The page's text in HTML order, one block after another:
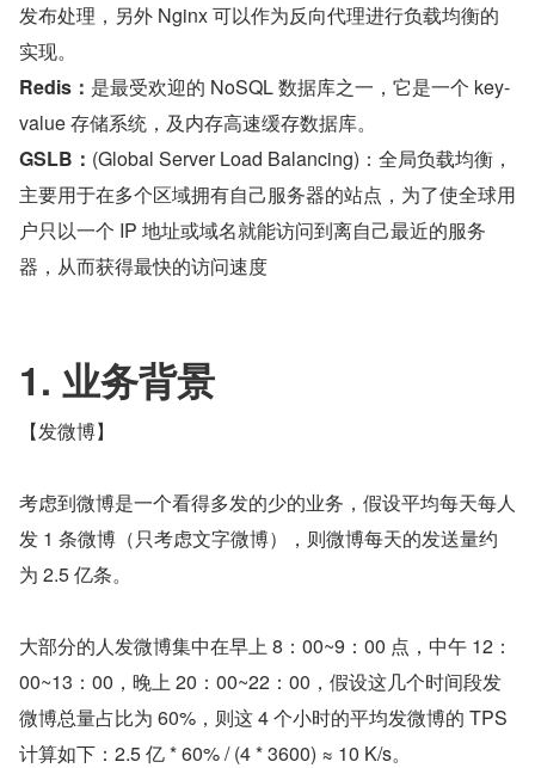
发布处理，另外 Nginx 可以作为反向代理进行负载均衡的
实现。
Redis： 是最受欢迎的 NoSQL 数据库之一，它是一个 key-
value 存储系统，及内存高速缓存数据库。
GSLB： (Global Server Load Balancing)：全局负载均衡，
主要用于在多个区域拥有自己服务器的站点，为了使全球用
户只以一个 IP 地址或域名就能访问到离自己最近的服务
器，从而获得最快的访问速度
1. 业务背景
【发微博】
考虑到微博是一个看得多发的少的业务，假设平均每天每人
发 1 条微博（只考虑文字微博），则微博每天的发送量约
为 2.5 亿条。
大部分的人发微博集中在早上 8：00~9：00 点，中午 12：
00~13：00，晚上 20：00~22：00，假设这几个时间段发
微博总量占比为 60%，则这 4 个小时的平均发微博的 TPS
计算如下：2.5 亿 * 60% / (4 * 3600) ≈ 10 K/s。